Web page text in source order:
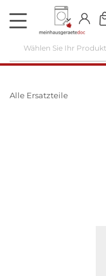
DE
Alle Ersatzteile